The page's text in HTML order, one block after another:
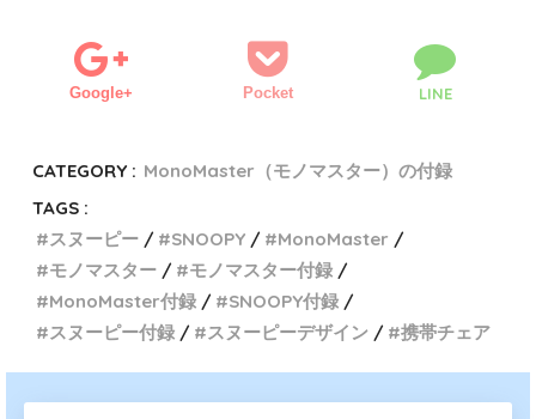
Google+ Pocket LINE
CATEGORY : MonoMaster（モノマスター）の付録
TAGS :
スヌーピー
SNOOPY
MonoMaster
モノマスター
モノマスター付録
MonoMaster付録
SNOOPY付録
スヌーピー付録
スヌーピーデザイン 携帯チェア